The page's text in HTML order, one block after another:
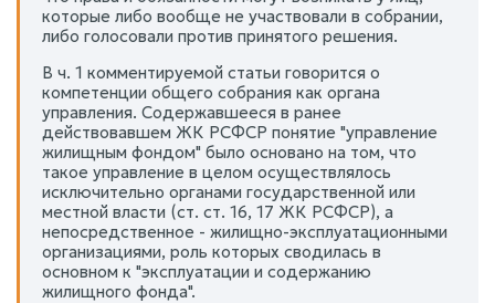
которые либо вообще не участвовали в собрании,
либо голосовали против принятого решения.
В ч. 1 комментируемой статьи говорится о
компетенции общего собрания как органа
управления. Содержавшееся в ранее
действовавшем ЖК РСФСР понятие "управление
жилищным фондом" было основано на том, что
такое управление в целом осуществлялось
исключительно органами государственной или
местной власти (ст. ст. 16, 17 ЖК РСФСР), а
непосредственное - жилищно-эксплуатационными
организациями, роль которых сводилась в
основном к "эксплуатации и содержанию
жилищного фонда".